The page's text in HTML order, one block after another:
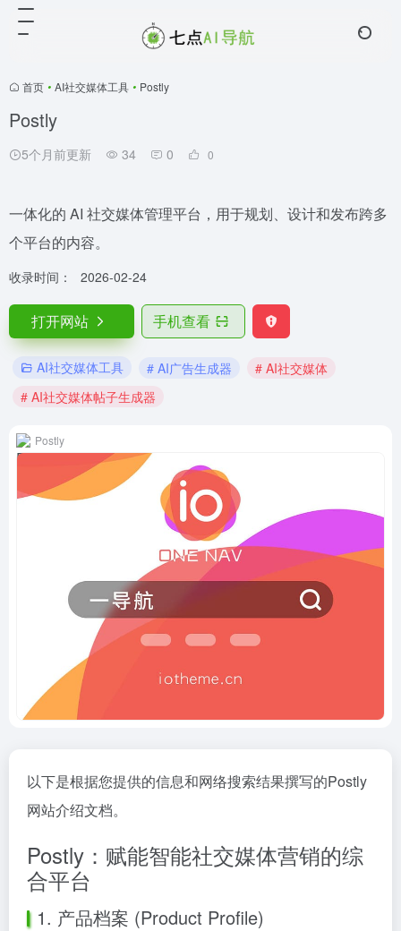
首页 • AI社交媒体工具 • Postly
Postly
5个月前更新 34 0 0
一体化的 AI 社交媒体管理平台，用于规划、设计和发布跨多
个平台的内容。
收录时间： 2026-02-24
打开网站 手机查看
AI社交媒体工具 # AI广告生成器
# AI社交媒体
# AI社交媒体帖子生成器
Postly
以下是根据您提供的信息和网络搜索结果撰写的Postly
网站介绍文档。
Postly：赋能智能社交媒体营销的综
合平台
1. 产品档案 (Product Profile)